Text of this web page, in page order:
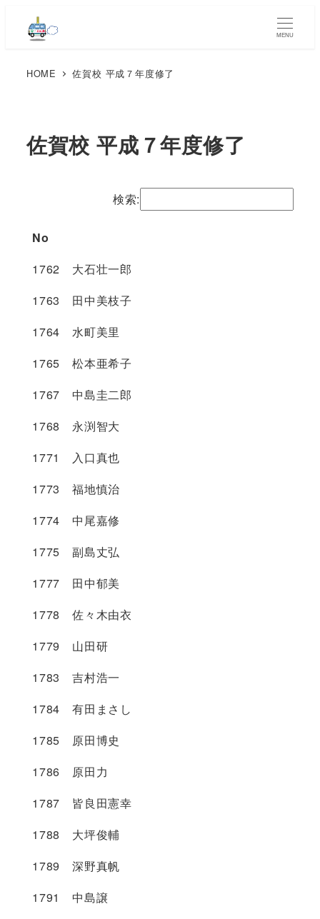
MENU
HOME 佐賀校 平成７年度修了
佐賀校 平成７年度修了
検索:
No
1762 大石壮一郎
1763 田中美枝子
1764 水町美里
1765 松本亜希子
1767 中島圭二郎
1768 永渕智大
1771 入口真也
1773 福地慎治
1774 中尾嘉修
1775 副島丈弘
1777 田中郁美
1778 佐々木由衣
1779 山田研
1783 吉村浩一
1784 有田まさし
1785 原田博史
1786 原田力
1787 皆良田憲幸
1788 大坪俊輔
1789 深野真帆
1791 中島譲